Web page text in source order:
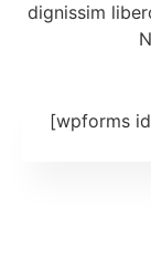
dignissim
[wpforms